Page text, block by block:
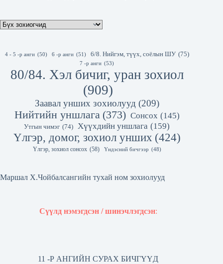
4 - 5 -р анги (50) 6 -р анги (51) 6/8. Нийгэм, түүх, соёлын ШУ (75)
7 -р анги (53)
80/84. Хэл бичиг, уран зохиол
(909)
Заавал унших зохиолууд (209)
Нийтийн уншлага (373) Сонсох (145)
Утгын чимэг (74) Хүүхдийн уншлага (159)
Үлгэр, домог, зохиол унших (424)
Үлгэр, зохиол сонсох (58) Үндэсний бичгээр (48)
Маршал Х.Чойбалсангийн тухай ном зохиолууд
Сүүлд нэмэгдсэн / шинэчлэгдсэн:
11 -Р АНГИЙН СУРАХ БИЧГҮҮД